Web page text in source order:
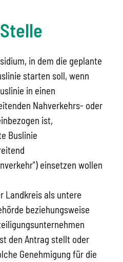
in dem die geplante
starten soll, wenn
in einen
Nahverkehrs- oder
ist,
Buslinie
einsetzen wollen
Landkreis als untere
beziehungsweise
den Antrag stellt oder
Genehmigung für die